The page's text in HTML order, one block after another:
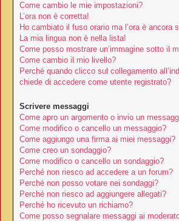
Come cambio le mie impostazioni?
L’ora non è corretta!
Ho cambiato il fuso orario ma l’ora è ancora
La mia lingua non è nella lista!
Come posso mostrare un’immagine sotto il
Come cambio il mio livello?
Perché quando clicco sul collegamento
chiede di accedere come utente registrato?
Scrivere messaggi
Come apro un argomento o invio un
Come modifico o cancello un messaggio?
Come aggiungo una firma ai miei messaggi?
Come creo un sondaggio?
Come modifico o cancello un sondaggio?
Perché non riesco ad accedere a un forum?
Perché non posso votare nei sondaggi?
Perché non riesco ad aggiungere allegati?
Perché ho ricevuto un richiamo?
Come posso segnalare messaggi ai